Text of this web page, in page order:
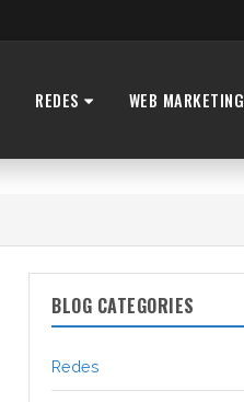
REDES WEB MARKETING
BLOG CATEGORIES
Redes